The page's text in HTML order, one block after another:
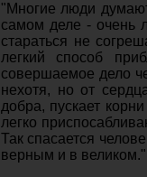
"Многие люди
самом деле - очень
стараться не
легкий способ
совершаемое дело
нехотя, но от
добра, пускает
легко
Так спасается
верным и в великом."